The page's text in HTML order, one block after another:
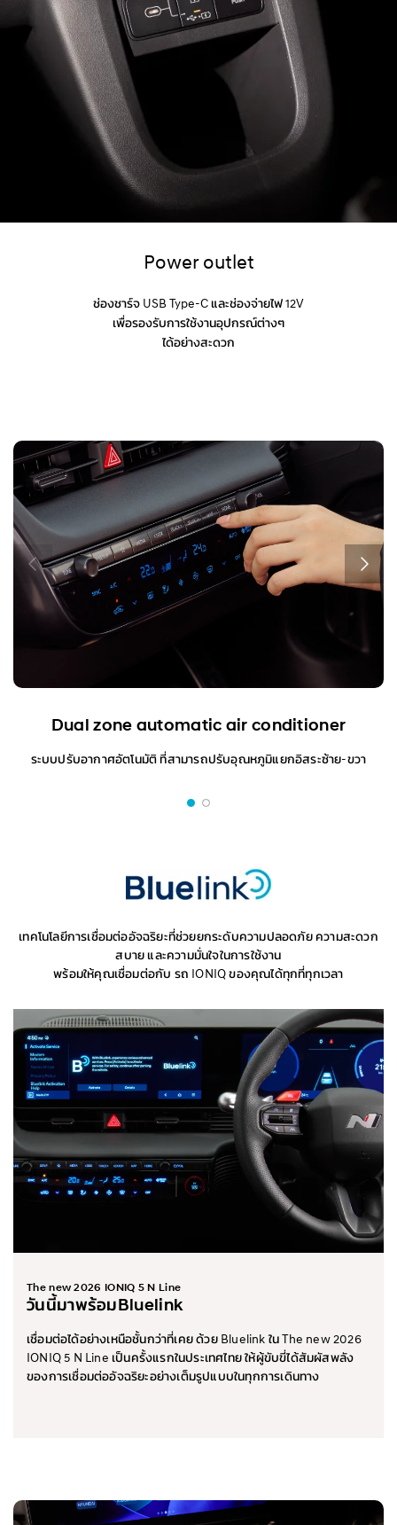
Power outlet
ช่องชาร์จ USB Type-C และช่องจ่ายไฟ 12V
เพื่อรองรับการใช้งานอุปกรณ์ต่างๆ
ได้อย่างสะดวก
Dual zone automatic air conditioner
ระบบปรับอากาศอัตโนมัติ ที่สามารถปรับอุณหภูมิแยกอิสระซ้าย-ขวา
เทคโนโลยีการเชื่อมต่ออัจฉริยะที่ช่วยยกระดับความปลอดภัย ความสะดวก
สบาย และความมั่นใจในการใช้งาน
พร้อมให้คุณเชื่อมต่อกับ รถ IONIQ ของคุณได้ทุกที่ทุกเวลา
The new 2026 IONIQ 5 N Line
วันนี้มาพร้อมBluelink
เชื่อมต่อได้อย่างเหนือชั้นกว่าที่เคย ด้วย Bluelink ใน The new 2026
IONIQ 5 N Line เป็นครั้งแรกในประเทศไทย ให้ผู้ขับขี่ได้สัมผัสพลัง
ของการเชื่อมต่ออัจฉริยะอย่างเต็มรูปแบบในทุกการเดินทาง